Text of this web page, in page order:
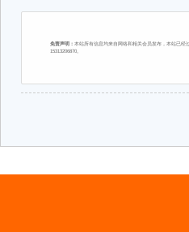
免责声明： 本站所有信息均来自网络和相关会员发布，本站已经
15313206870。